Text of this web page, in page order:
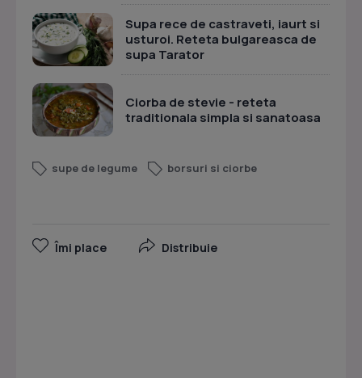
Supa rece de castraveti, iaurt si
usturoi. Reteta bulgareasca de
supa Tarator
Ciorba de stevie - reteta
traditionala simpla si sanatoasa
supe de legume borsuri si ciorbe
Îmi place Distribuie